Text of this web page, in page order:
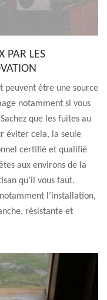
PAR LES
peuvent être une source
notamment si vous
que les fuites au
éviter cela, la seule
certifié et qualifié
aux environs de la
qu’il vous faut.
l’installation,
résistante et